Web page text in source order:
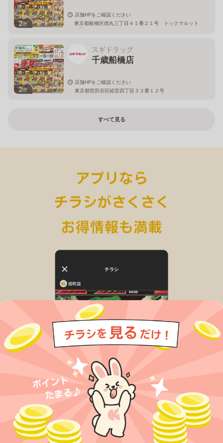
2枚
店舗HPをご確認ください
東京都板橋区徳丸三丁目４１番２１号 トックマルット
１階
2枚
スギドラッグ
千歳船橋店
店舗HPをご確認ください
東京都世田谷区経堂四丁目３２番１２号
すべて見る